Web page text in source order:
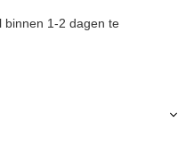
binnen 1-2 dagen te